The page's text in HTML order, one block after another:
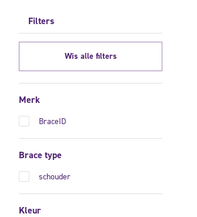
Filters
Wis alle filters
Merk
BraceID
Brace type
schouder
Kleur